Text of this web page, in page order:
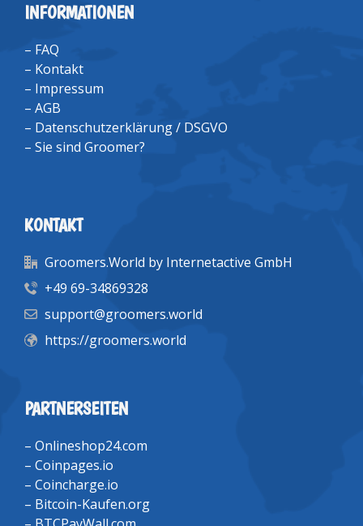
INFORMATIONEN
– FAQ
– Kontakt
– Impressum
– AGB
– Datenschutzerklärung / DSGVO
– Sie sind Groomer?
KONTAKT
Groomers.World by Internetactive GmbH
+49 69-34869328
support@groomers.world
https://groomers.world
PARTNERSEITEN
– Onlineshop24.com
– Coinpages.io
– Coincharge.io
– Bitcoin-Kaufen.org